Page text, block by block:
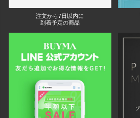
注文から7日以内に
到着予定の商品